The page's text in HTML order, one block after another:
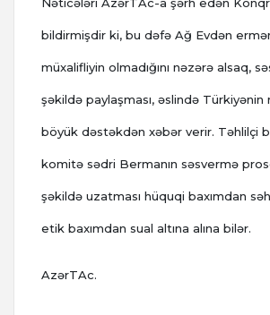
Nəticələri AzərTAc-a şərh edən
bildirmişdir ki, bu dəfə Ağ Evdən
müxalifliyin olmadığını nəzərə alsaq,
şəkildə paylaşması, əslində
böyük dəstəkdən xəbər verir. Təhlilçi
komitə sədri Bermanın səsvermə
şəkildə uzatması hüquqi baxımdan
etik baxımdan sual altına alına bilər.
AzərTAc.